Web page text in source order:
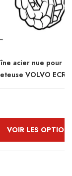
acier nue pour
VOLVO
VOIR LES